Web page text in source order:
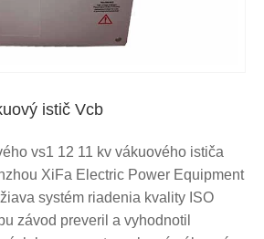
istič Vcb
vs1 12 11 kv vákuového ističa
XiFa Electric Power Equipment
systém riadenia kvality ISO
závod preveril a vyhodnotil